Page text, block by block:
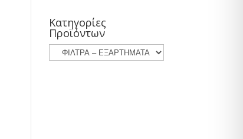
Κατηγορίες
Προϊόντων